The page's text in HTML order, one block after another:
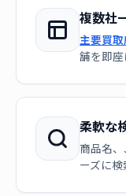
複数社
主要買
舗を即座
柔軟な
商品名
ーズに検